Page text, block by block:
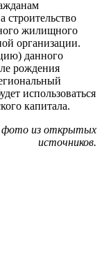
строительство
жилищного
организации.
данного
рождения
использоваться
капитала.
фото из открытых
источников.